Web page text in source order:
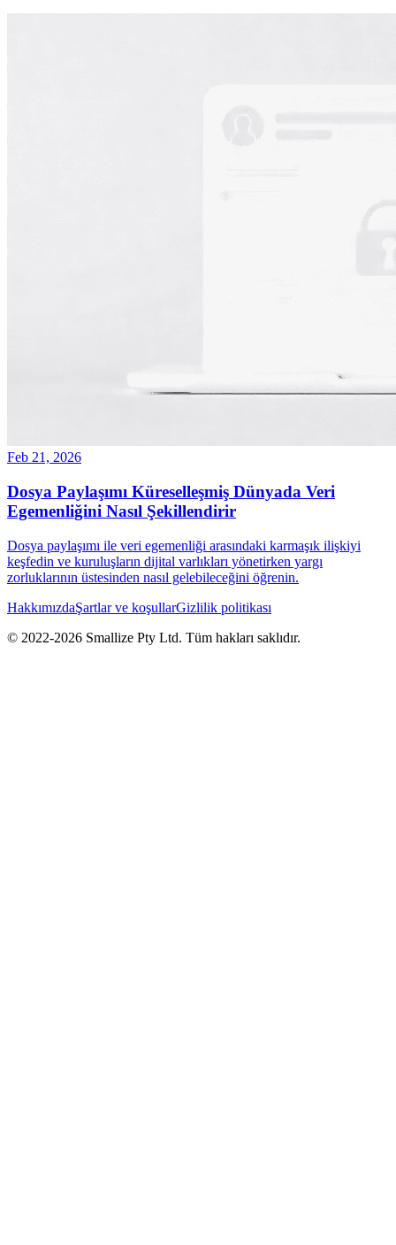
Feb 21, 2026
Dosya Paylaşımı Küreselleşmiş Dünyada Veri
Egemenliğini Nasıl Şekillendirir
Dosya paylaşımı ile veri egemenliği arasındaki karmaşık ilişkiyi
keşfedin ve kuruluşların dijital varlıkları yönetirken yargı
zorluklarının üstesinden nasıl gelebileceğini öğrenin.
HakkımızdaŞartlar ve koşullarGizlilik politikası
© 2022-2026 Smallize Pty Ltd. Tüm hakları saklıdır.